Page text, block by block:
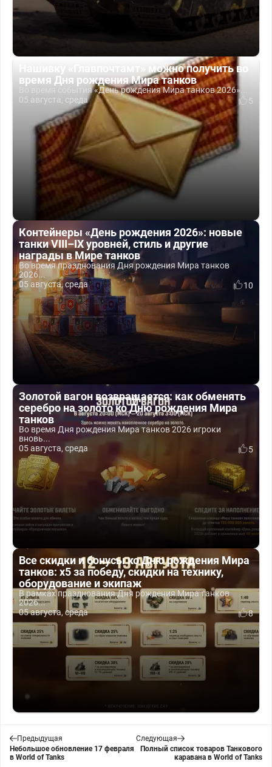
Нашивку «Главпочтамт» можно получить во
время Дня рождения Мира танков
Во время события «День рождения Мира танков 2026»...
05 августа, среда
5
Контейнеры «День рождения 2026»: новые
танки VIII–IX уровней, стиль и другие
награды в Мире танков
Во время празднования Дня рождения Мира танков
2026...
05 августа, среда
10
Золотой вагон возвращается: как обменять
серебро на золото ко Дню рождения Мира
танков
Во время Дня рождения Мира танков 2026 игроки
вновь...
05 августа, среда
5
Все скидки и бонусы ко Дню рождения Мира
танков: x5 за победу, скидки на технику,
оборудование и экипаж
В рамках празднования Дня рождения Мира танков
2026...
05 августа, среда
8
Предыдущая
Небольшое обновление 17 февраля
в World of Tanks
Следующая
Полный список товаров Танкового
каравана в World of Tanks